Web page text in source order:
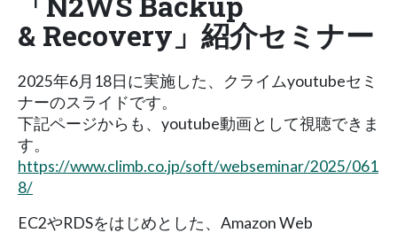
& Recovery」紹介セミナー
2025年6月18日に実施した、クライムyoutubeセミ
ナーのスライドです。
下記ページからも、youtube動画として視聴できま
す。
https://www.climb.co.jp/soft/webseminar/2025/061
8/
EC2やRDSをはじめとした、Amazon Web